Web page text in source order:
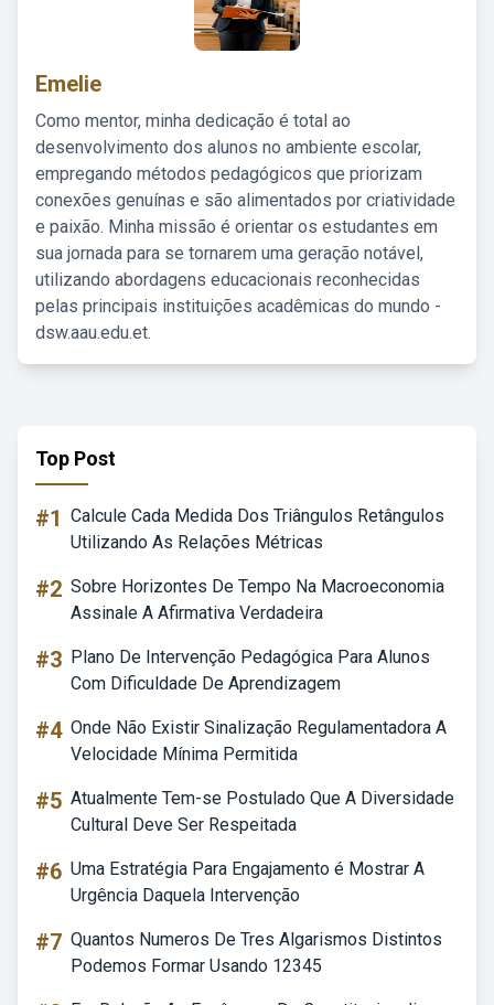
Emelie
Como mentor, minha dedicação é total ao
desenvolvimento dos alunos no ambiente escolar,
empregando métodos pedagógicos que priorizam
conexões genuínas e são alimentados por criatividade
e paixão. Minha missão é orientar os estudantes em
sua jornada para se tornarem uma geração notável,
utilizando abordagens educacionais reconhecidas
pelas principais instituições acadêmicas do mundo -
dsw.aau.edu.et.
Top Post
#1 Calcule Cada Medida Dos Triângulos Retângulos
Utilizando As Relações Métricas
#2 Sobre Horizontes De Tempo Na Macroeconomia
Assinale A Afirmativa Verdadeira
#3 Plano De Intervenção Pedagógica Para Alunos
Com Dificuldade De Aprendizagem
#4 Onde Não Existir Sinalização Regulamentadora A
Velocidade Mínima Permitida
#5 Atualmente Tem-se Postulado Que A Diversidade
Cultural Deve Ser Respeitada
#6 Uma Estratégia Para Engajamento é Mostrar A
Urgência Daquela Intervenção
#7 Quantos Numeros De Tres Algarismos Distintos
Podemos Formar Usando 12345